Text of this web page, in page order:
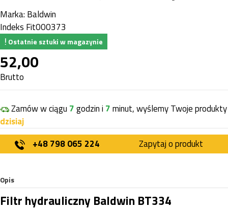
Marka: Baldwin
Indeks Fit000373
Ostatnie sztuki w magazynie
52,00
Brutto
Zamów w ciągu 7godzin i 7minut, wyślemy Twoje produkty
dzisiaj
+48 798 065 224
Zapytaj o produkt
Opis
Filtr hydrauliczny Baldwin BT334